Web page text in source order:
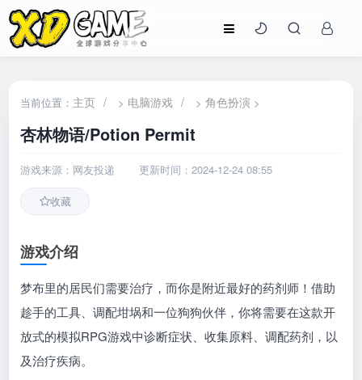
当前位置： 主页 / > 电脑游戏 / >角色扮演 >
杏林物语/Potion Permit
游戏来源：网友投递 更新时间：2024-12-24 08:55
收藏
游戏介绍
梦布里的居民们需要治疗，而你是附近最好的药剂师！借助
趁手的工具、调配坩埚和一位狗狗伙伴，你将需要在这款开
放式的模拟RPG游戏中诊断症状、收集原料、调配药剂，以
及治疗疾病。